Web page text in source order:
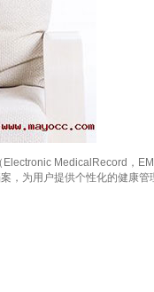
MedicalRecord，
，为用户提供个性化的健康管